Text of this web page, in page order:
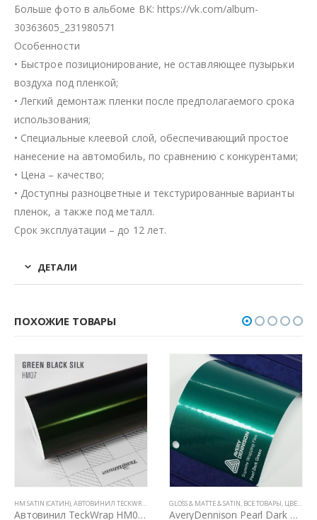
Больше фото в альбоме ВК: https://vk.com/album-
30363605_231980571
Особенности
• Быстрое позиционирование, не оставляющее пузырьки
воздуха под пленкой;
• Легкий демонтаж пленки после предполагаемого срока
использования;
• Специальные клеевой слой, обеспечивающий простое
нанесение на автомобиль, по сравнению с конкурентами;
• Цена – качество;
• Доступны разноцветные и текстурированные варианты
пленок, а также под металл.
Срок эксплуатации – до 12 лет.
ДЕТАЛИ
ПОХОЖИЕ ТОВАРЫ
, ЦВЕТНЫЕ ВИНИЛОВЫЕ ПЛЕНКИ
HM SATIN (САТИН),АВТОВИНИЛ TECKWRAP ВСЕ ТОВАРЫ, ЦВЕТНЫЕ ВИНИЛОВЫЕ ПЛЕНКИ
Автовинил TeckWrap HM07 Green Black Silk
GLOSS & MATTE & SATIN, ВСЕ ТОВАРЫ, ЦВЕТНЫЕ ВИНИЛОВЫЕ ПЛЕНКИ
AveryDennison Pearl Dark Green (темно-зеленый перламутр)